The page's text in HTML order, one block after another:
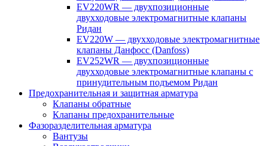
EV220WR — двухпозиционные
двухходовые электромагнитные клапаны
Ридан
EV220W — двухходовые электромагнитные
клапаны Данфосс (Danfoss)
EV252WR — двухпозиционные
двухходовые электромагнитные клапаны с
принудительным подъемом Ридан
Предохранительная и защитная арматура
Клапаны обратные
Клапаны предохранительные
Фазоразделительная арматура
Вантузы